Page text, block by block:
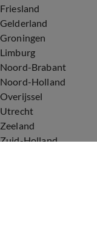
Friesland
Gelderland
Groningen
Limburg
Noord-Brabant
Noord-Holland
Overijssel
Utrecht
Zeeland
Zuid-Holland